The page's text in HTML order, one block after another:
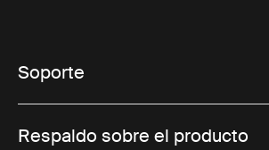
Soporte
Respaldo sobre el producto